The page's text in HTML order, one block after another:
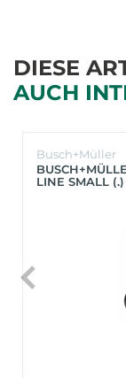
DIESE
AUCH
Busch+Müller
LINE SMALL (.)